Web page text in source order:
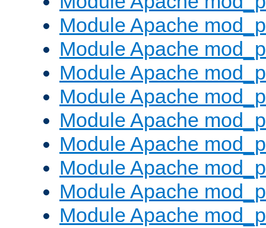
Module Apache
Module Apache
Module Apache
Module Apache
Module Apache
Module Apache
Module Apache
Module Apache
Module Apache